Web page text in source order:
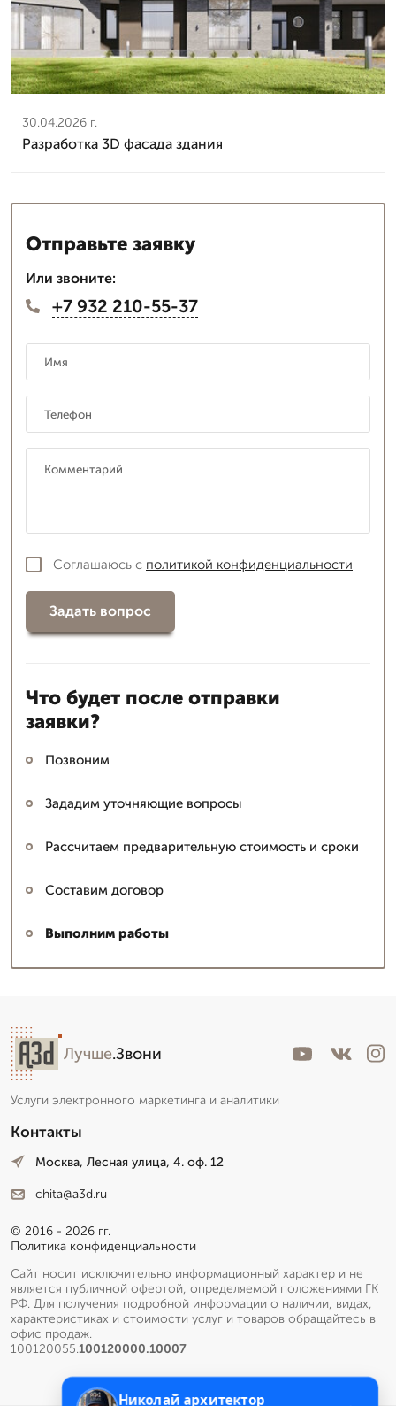
30.04.2026 г.
Разработка 3D фасада здания
Отправьте заявку
Или звоните:
+7 932 210-55-37
Соглашаюсь с политикой конфиденциальности
Задать вопрос
Что будет после отправки
заявки?
Позвоним
Зададим уточняющие вопросы
Рассчитаем предварительную стоимость и сроки
Составим договор
Выполним работы
Лучше.Звони
Услуги электронного маркетинга и аналитики
Контакты
Москва, Лесная улица, 4. оф. 12
chita@a3d.ru
© 2016 - 2026 гг.
Политика конфиденциальности
Сайт носит исключительно информационный характер и не
является публичной офертой, определяемой положениями ГК
РФ. Для получения подробной информации о наличии, видах,
характеристиках и стоимости услуг и товаров обращайтесь в
офис продаж.
100120055.100120000.10007
Николай архитектор